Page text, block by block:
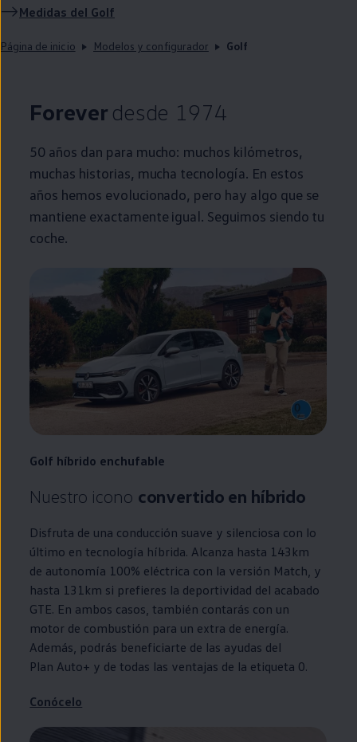
Medidas del Golf
Página de inicio Modelos y configurador Golf
Forever desde 1974
50 años dan para mucho: muchos kilómetros,
muchas historias, mucha tecnología. En estos
años hemos evolucionado, pero hay algo que se
mantiene exactamente igual. Seguimos siendo tu
coche.
Golf híbrido enchufable
Nuestro icono convertido en híbrido
Disfruta de una conducción suave y silenciosa con lo
último en tecnología híbrida. Alcanza hasta 143km
de autonomía 100% eléctrica con la versión Match, y
hasta 131km si prefieres la deportividad del acabado
GTE. En ambos casos, también contarás con un
motor de combustión para un extra de energía.
Además, podrás beneficiarte de las ayudas del
Plan Auto+ y de todas las ventajas de la etiqueta 0.
Conócelo